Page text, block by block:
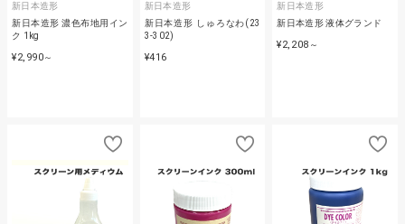
新日本造形
新日本造形 濃色布地用イン
ク 1kg
¥2,990～
新日本造形
新日本造形 しゅろなわ(23
3-302)
¥416
新日本造形
新日本造形 液体グランド
¥2,208 ～